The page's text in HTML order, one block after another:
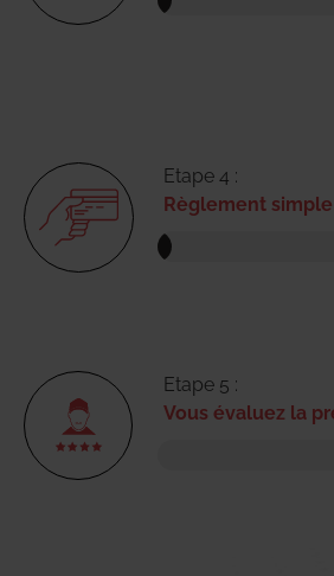
Etape 4 :
Règlement
Etape 5 :
Vous évaluez la